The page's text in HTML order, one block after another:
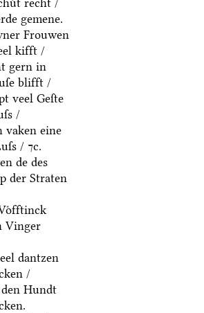
gemene.
Frouwen
kifft /
gern in
blifft /
veel Geſte
/
vaken eine
/ ⁊c.
de des
der Straten
Vinger
dantzen
/
Hundt